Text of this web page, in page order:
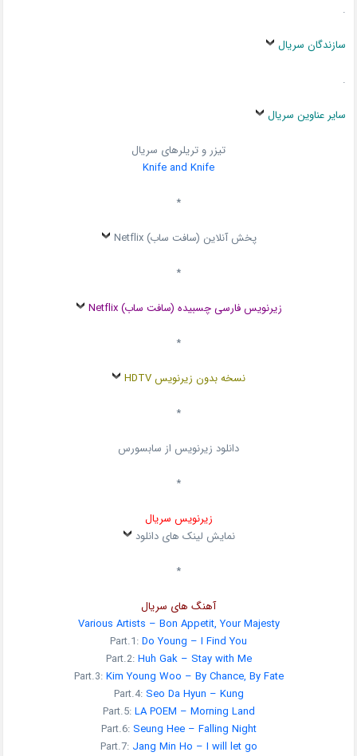
.
سازندگان سریال
.
سایر عناوین سریال
تیزر و تریلرهای سریال
Knife and Knife
*
پخش آنلاین (سافت ساب) Netflix
*
زیرنویس فارسی چسبیده (سافت ساب) Netflix
*
نسخه بدون زیرنویس HDTV
*
دانلود زیرنویس از سابسورس
*
زیرنویس سریال
نمایش لینک های دانلود
*
آهنگ های سریال
Various Artists – Bon Appetit, Your Majesty
Part.1:Do Young – I Find You
Part.2:Huh Gak – Stay with Me
Part.3:Kim Young Woo – By Chance, By Fate
Part.4:Seo Da Hyun – Kung
Part.5:LA POEM – Morning Land
Part.6:Seung Hee – Falling Night
Part.7: Jang Min Ho – I will let go